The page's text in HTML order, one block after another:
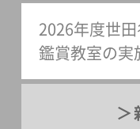
2026年度世
鑑賞教室の実